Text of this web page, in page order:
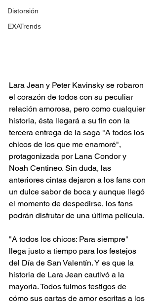
Distorsión
EXATrends
Lara Jean y Peter Kavinsky se robaron
el corazón de todos con su peculiar
relación amorosa, pero como cualquier
historia, ésta llegará a su fin con la
tercera entrega de la saga "A todos los
chicos de los que me enamoré",
protagonizada por Lana Condor y
Noah Centineo. Sin duda, las
anteriores cintas dejaron a los fans con
un dulce sabor de boca y aunque llegó
el momento de despedirse, los fans
podrán disfrutar de una última película.
"A todos los chicos: Para siempre"
llega justo a tiempo para los festejos
del Día de San Valentín. Y es que la
historia de Lara Jean cautivó a la
mayoría. Todos fuimos testigos de
cómo sus cartas de amor escritas a los